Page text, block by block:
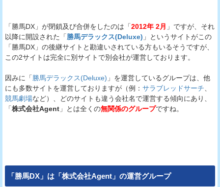
「勝馬DX」が閉鎖及び合併をしたのは「2012年 2月 」ですが、それ
以降に開設された「勝馬デラックス(Deluxe) 」というサイトがこの
「勝馬DX」の後継サイトと勘違いされている方もいるそうですが、
この2サイトは完全に別サイトで別会社が運営しております。
因みに「 勝馬デラックス(Deluxe) 」を運営しているグループは、他
にも多数サイトを運営しておりますが（例： サラブレッドサーチ
競馬劇場など）、どのサイトも違う会社名で運営する傾向にあり、
「株式会社Agent 」とは全くの無関係のグループですね。
「勝馬DX 」は「株式会社Agent」の運営グループ